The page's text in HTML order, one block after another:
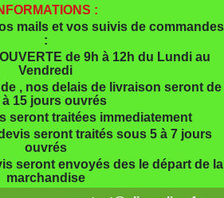
:
mails et vos suivis de commandes
:
de 9h à 12h du Lundi au
Vendredi
, nos delais de livraison seront de
à 15 jours ouvrés
seront traitées immediatement
seront traités sous 5 à 7 jours
ouvrés
seront envoyés des le départ de la
marchandise